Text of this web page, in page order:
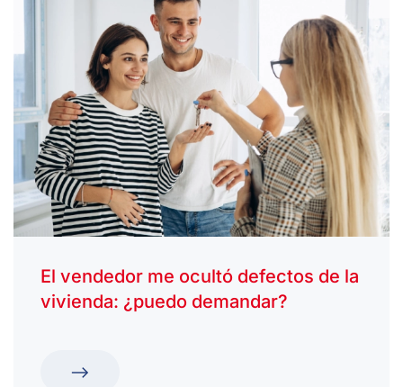
El vendedor me ocultó defectos de la
vivienda: ¿puedo demandar?